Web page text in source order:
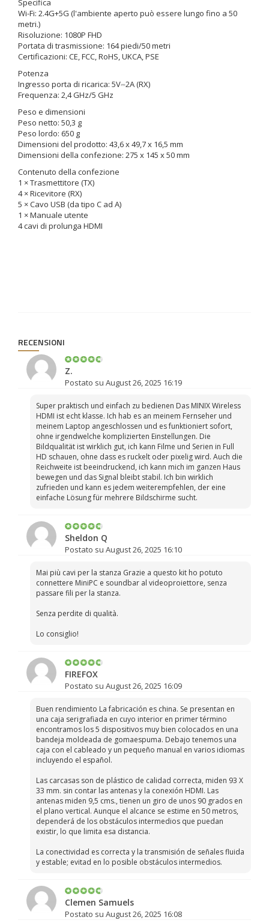
Specifica
Wi-Fi: 2.4G+5G (l'ambiente aperto può essere lungo fino a 50
metri.)
Risoluzione: 1080P FHD
Portata di trasmissione: 164 piedi/50 metri
Certificazioni: CE, FCC, RoHS, UKCA, PSE
Potenza
Ingresso porta di ricarica: 5V⎓2A (RX)
Frequenza: 2,4 GHz/5 GHz
Peso e dimensioni
Peso netto: 50,3 g
Peso lordo: 650 g
Dimensioni del prodotto: 43,6 x 49,7 x 16,5 mm
Dimensioni della confezione: 275 x 145 x 50 mm
Contenuto della confezione
1 × Trasmettitore (TX)
4 × Ricevitore (RX)
5 × Cavo USB (da tipo C ad A)
1 × Manuale utente
4 cavi di prolunga HDMI
RECENSIONI
Z.
Postato su August 26, 2025 16:19
Super praktisch und einfach zu bedienen Das MINIX Wireless
HDMI ist echt klasse. Ich hab es an meinem Fernseher und
meinem Laptop angeschlossen und es funktioniert sofort,
ohne irgendwelche komplizierten Einstellungen. Die
Bildqualität ist wirklich gut, ich kann Filme und Serien in Full
HD schauen, ohne dass es ruckelt oder pixelig wird. Auch die
Reichweite ist beeindruckend, ich kann mich im ganzen Haus
bewegen und das Signal bleibt stabil. Ich bin wirklich
zufrieden und kann es jedem weiterempfehlen, der eine
einfache Lösung für mehrere Bildschirme sucht.
Sheldon Q
Postato su August 26, 2025 16:10
Mai più cavi per la stanza Grazie a questo kit ho potuto
connettere MiniPC e soundbar al videoproiettore, senza
passare fili per la stanza.
Senza perdite di qualità.
Lo consiglio!
FIREFOX
Postato su August 26, 2025 16:09
Buen rendimiento La fabricación es china. Se presentan en
una caja serigrafiada en cuyo interior en primer término
encontramos los 5 dispositivos muy bien colocados en una
bandeja moldeada de gomaespuma. Debajo tenemos una
caja con el cableado y un pequeño manual en varios idiomas
incluyendo el español.
Las carcasas son de plástico de calidad correcta, miden 93 X
33 mm. sin contar las antenas y la conexión HDMI. Las
antenas miden 9,5 cms., tienen un giro de unos 90 grados en
el plano vertical. Aunque el alcance se estime en 50 metros,
dependerá de los obstáculos intermedios que puedan
existir, lo que limita esa distancia.
La conectividad es correcta y la transmisión de señales fluida
y estable; evitad en lo posible obstáculos intermedios.
Clemen Samuels
Postato su August 26, 2025 16:08